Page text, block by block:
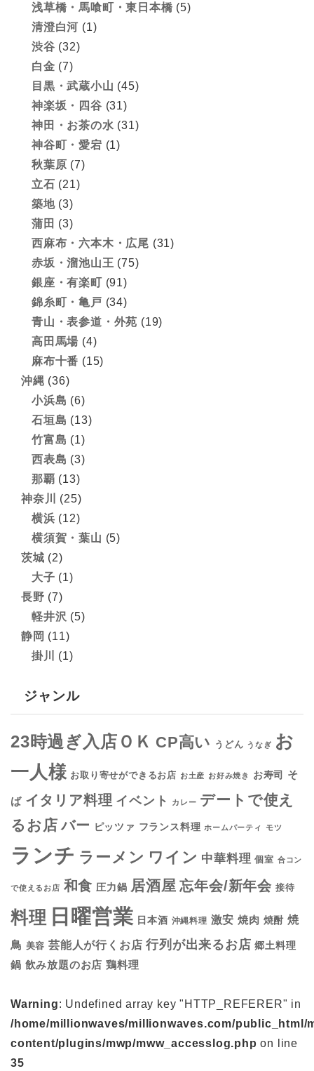
浅草橋・馬喰町・東日本橋 (5)
清澄白河 (1)
渋谷 (32)
白金 (7)
目黒・武蔵小山 (45)
神楽坂・四谷 (31)
神田・お茶の水 (31)
神谷町・愛宕 (1)
秋葉原 (7)
立石 (21)
築地(3)
蒲田 (3)
西麻布・六本木・広尾 (31)
赤坂・溜池山王 (75)
銀座・有楽町 (91)
錦糸町・亀戸 (34)
青山・表参道・外苑 (19)
高田馬場 (4)
麻布十番 (15)
沖縄 (36)
小浜島 (6)
石垣島 (13)
竹富島 (1)
西表島 (3)
那覇 (13)
神奈川
(25)
横浜 (12)
横須賀・葉山 (5)
茨城 (2)
大子 (1)
長野 (7)
軽井沢 (5)
静岡 (11)
掛川
(1)
ジャンル
23時過ぎ入店ＯＫ CP高い うどん うなぎ お
一人様 お取り寄せができるお店 お土産 お好み焼き お寿司 そ
ば イタリア料理 イベント カレー デートで使え
るお店 バー ピッツァ フランス料理 ホームパーティ モツ
ランチ ラーメン ワイン 中華料理 個室 合コン
で使えるお店 和食 圧力鍋 居酒屋 忘年会/新年会 接待
料理 日曜営業 日本酒 沖縄料理 激安 焼肉 焼酎 焼
鳥 美容 芸能人が行くお店 行列が出来るお店 郷土料理
鍋 飲み放題のお店 鶏料理
Warning: Undefined array key "HTTP_REFERER" in
/home/millionwaves/millionwaves.com/public_html/
content/plugins/mwp/mww_accesslog.php on line
35